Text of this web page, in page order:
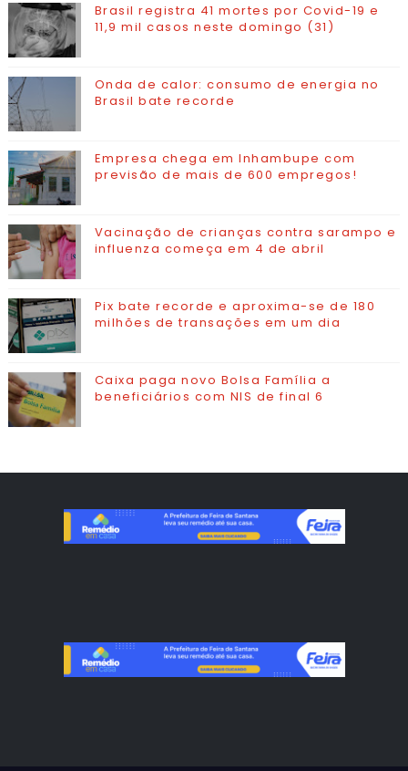
Brasil registra 41 mortes por Covid-19 e
11,9 mil casos neste domingo (31)
Onda de calor: consumo de energia no
Brasil bate recorde
Empresa chega em Inhambupe com
previsão de mais de 600 empregos!
Vacinação de crianças contra sarampo e
influenza começa em 4 de abril
Pix bate recorde e aproxima-se de 180
milhões de transações em um dia
Caixa paga novo Bolsa Família a
beneficiários com NIS de final 6